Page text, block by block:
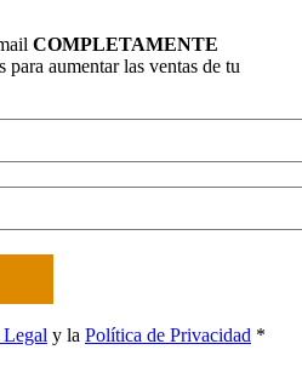
COMPLETAMENTE
para aumentar las ventas de tu
y la Política de Privacidad *